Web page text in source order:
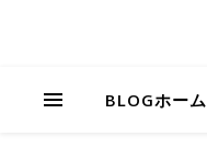
BLOGホーム